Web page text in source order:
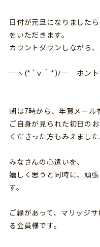
日付が元旦になりました
をいただきます。
カウントダウンしながら
─ヽ(*´ｖ｀*)ﾉ─ ホント
朝は7時から、年賀メール
ご自身が見られた初日の
くださった方もみえました
みなさんの心遣いを、
嬉しく思うと同時に、頑
す。
ご縁があって、マリッジ
る会員様です。